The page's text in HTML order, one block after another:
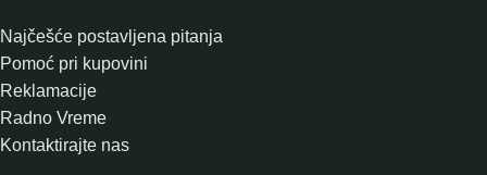
Najčešće postavljena pitanja
Pomoć pri kupovini
Reklamacije
Radno Vreme
Kontaktirajte nas